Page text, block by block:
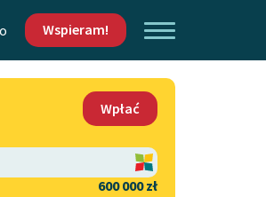
Wspieram!
Wpłać
600 000 zł